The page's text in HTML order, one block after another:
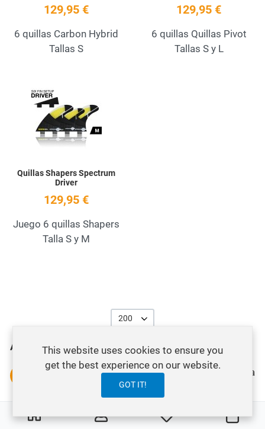
My Wishlist Carro
129,95 €
6 quillas Carbon Hybrid
Tallas S
129,95 €
6 quillas Quillas Pivot
Tallas S y L
Quillas Shapers Spectrum
Driver
129,95 €
Juego 6 quillas Shapers
Talla S y M
200
A NOSA TENDA
Envío gratis para pedidos superiores a 60€ para
Península e Portugal. Para pedidos inferiores
coste de envío dende 2.85€.
This website uses cookies to ensure you
get the best experience on our website.
GOT IT!